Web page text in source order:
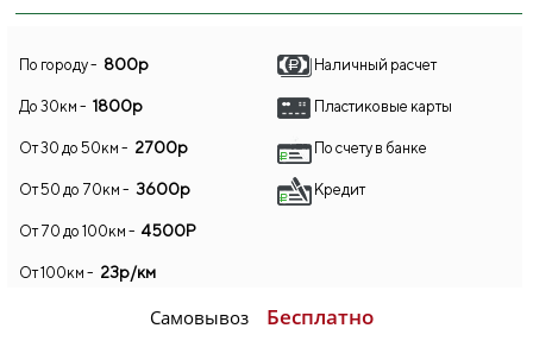
По городу - 800р
До 30км - 1800р
От 30 до 50км - 2700р
От 50 до 70км - 3600р
От 70 до 100км - 4500Р
От 100км - 23р/км
Самовывоз Бесплатно
Наличный расчет
Пластиковые карты
По счету в банке
Кредит